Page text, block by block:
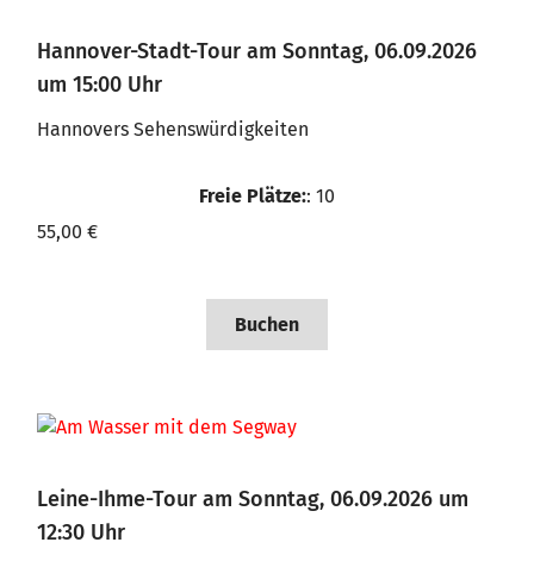
Hannover-Stadt-Tour am Sonntag, 06.09.2026
um 15:00 Uhr
Hannovers Sehenswürdigkeiten
Freie Plätze:: 10
55,00 €
Buchen
Leine-Ihme-Tour am Sonntag, 06.09.2026 um
12:30 Uhr